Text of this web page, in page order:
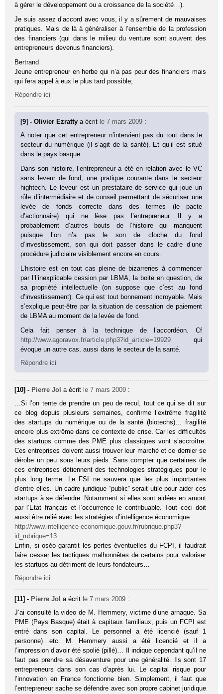
à gérer le développement ou a croissance de la société…).
Je suis assez d’accord avec vous, il y a sûrement de mauvaises
pratiques. Mais de là à généraliser à l’ensemble de la profession
des financiers (qui dans le milieu du venture sont souvent des
entrepreneurs devenus financiers).
Bertrand
Jeune entrepreneur en herbe qui n’a pas peur des financiers mais
qui fera appel à eux le plus tard possible;
Répondre ici
[9] - Olivier Ezrattya écrit le 7 mars 2009 :
A noter que cet entrepreneur n’intervient pas du tout dans le
secteur du numérique (il s’agit de la santé). Et qu’il est situé
dans le pays basque.
Dans son histoire, l’entrepreneur a été en relation avec le VC
sans leveur de fond, une pratique courante dans le secteur
hightech. Le leveur est un prestataire de service qui joue un
rôle d’intermédiaire et de conseil permettant de sécuriser une
levée de fonds correcte dans des termes (le pacte
d’actionnaire) qui ne lèse pas l’entrepreneur. Il y a
probablement d’autres bouts de l’histoire qui manquent
puisque l’on n’a pas le son de cloche du fond
d’investissement, son qui doit passer dans le cadre d’une
procédure judiciaire visiblement encore en cours.
L’histoire est en tout cas pleine de bizarreries à commencer
par l’l’inexplicable cession par LBMA, la boite en question, de
sa propriété intellectuelle (on suppose que c’est au fond
d’investissement). Ce qui est tout bonnement incroyable. Mais
s’explique peut-être par la situation de cessation de paiement
de LBMA au moment de la levée de fond.
Cela fait penser à la technique de l’accordéon. Cf
http://www.agoravox.fr/article.php3?id_article=19929 qui
évoque un autre cas, aussi dans le secteur de la santé.
Répondre ici
[10] - Pierre Jol a écrit le 7 mars 2009 :
…Si l’on tente de prendre un peu de recul, tout ce qui se dit sur
ce blog depuis plusieurs semaines, confirme l’extrême fragilité
des startups du numérique ou de la santé (biotechs)… fragilité
encore plus extrême dans ce contexte de crise. Car les difficultés
des startups comme des PME plus classiques vont s’accroître.
Ces entreprises doivent aussi trouver leur marché et ce dernier se
dérobe un peu sous leurs pieds. Sans compter que certaines de
ces entreprises détiennent des technologies stratégiques pour le
plus long terme. Le FSI ne sauvera que les plus importantes
d’entre elles. Un cadre juridique “public” serait utile pour aider ces
startups à se défendre. Notamment si elles sont aidées en amont
par l’Etat français et l’occurrence le contribuable. Tout ceci doit
aussi être relié avec les stratégies d’intelligence économique
http://www.intelligence-economique.gouv.fr/rubrique.php3?
id_rubrique=13
Enfin, si oséo garantit les pertes éventuelles du FCPI, il faudrait
faire cesser les tactiques malhonnêtes de certains pour valoriser
les startups au détriment de leurs fondateurs…
Répondre ici
[11] - Pierre Jol a écrit le 7 mars 2009 :
J’ai consulté la video de M. Hemmery, victime d’une arnaque. Sa
PME (Pays Basque) était à capitaux familiaux, puis un FCPI est
entré dans son capital. Le personnel a été licencié (sauf 1
personne)…etc. M. Hemmery aussi a été licencié et il a
l’impression d’avoir été spolié (pillé)… Il indique cependant qu’il ne
faut pas prendre sa désaventure pour une généralité. Ils sont 17
entrepreneurs dans son cas d’après lui. Le capital risque pour
l’innovation en France fonctionne bien. Simplement, il faut que
l’entrepreneur sache se défendre avec son propre cabinet juridique